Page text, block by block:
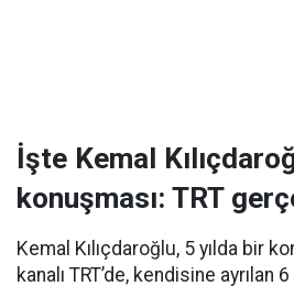
İşte Kemal
konuşması: TRT
Kemal Kılıçdaroğlu, 5 yılda bir
kanalı TRT’de, kendisine ayrılan